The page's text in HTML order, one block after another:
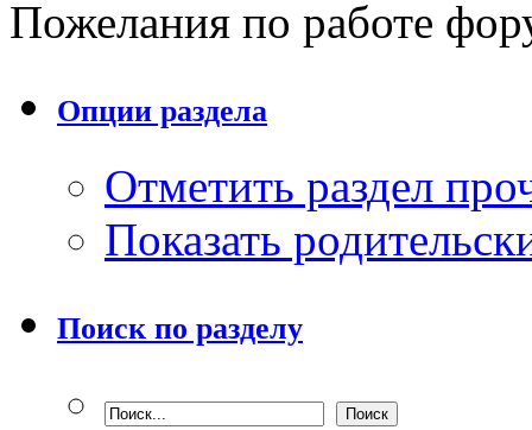
Пожелания по работе
Опции раздела
Отметить раздел
Показать
Поиск по разделу